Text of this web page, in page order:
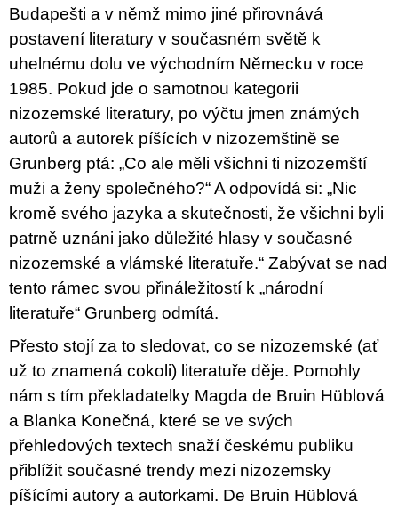
Budapešti a v němž mimo jiné přirovnává
postavení literatury v současném světě k
uhelnému dolu ve východním Německu v roce
1985. Pokud jde o samotnou kategorii
nizozemské literatury, po výčtu jmen známých
autorů a autorek píšících v nizozemštině se
Grunberg ptá: „Co ale měli všichni ti nizozemští
muži a ženy společného?“ A odpovídá si: „Nic
kromě svého jazyka a skutečnosti, že všichni byli
patrně uznáni jako důležité hlasy v současné
nizozemské a vlámské literatuře.“ Zabývat se nad
tento rámec svou přináležitostí k „národní
literatuře“ Grunberg odmítá.
Přesto stojí za to sledovat, co se nizozemské (ať
už to znamená cokoli) literatuře děje. Pomohly
nám s tím překladatelky Magda de Bruin Hüblová
a Blanka Konečná, které se ve svých
přehledových textech snaží českému publiku
přiblížit současné trendy mezi nizozemsky
píšícími autory a autorkami. De Bruin Hüblová